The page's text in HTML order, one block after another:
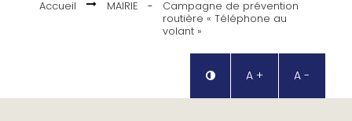
Accueil MAIRIE -
Campagne de prévention
routière « Téléphone au
volant »
A + A -